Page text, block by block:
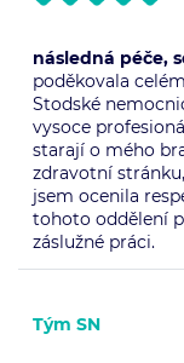
následná péče,
poděkovala
Stodské
vysoce
starají o mého
zdravotní
jsem ocenila
tohoto oddělení
záslužné práci.
Tým SN